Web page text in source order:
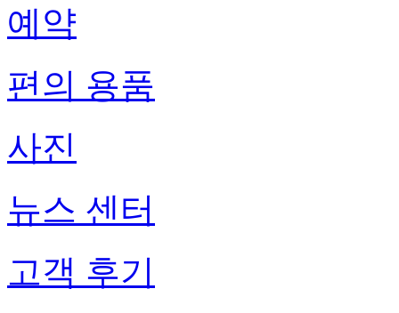
예약
편의 용품
사진
뉴스 센터
고객 후기